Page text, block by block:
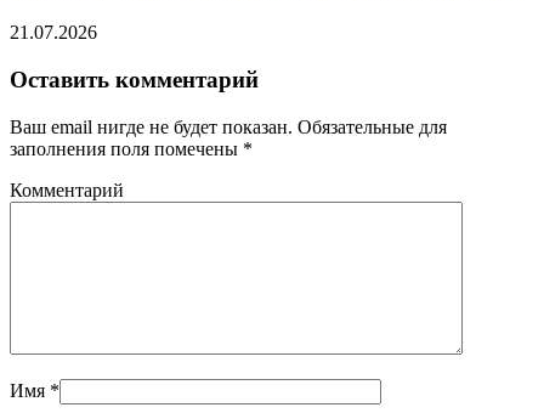
21.07.2026
Оставить комментарий
Ваш email нигде не будет показан. Обязательные для
заполнения поля помечены *
Комментарий
Имя *